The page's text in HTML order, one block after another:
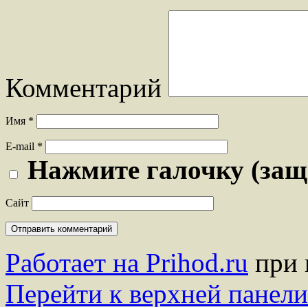
Комментарий
Имя *
E-mail *
Нажмите галочку
Сайт
Работает на Prihod.ru при
Перейти к верхней панели